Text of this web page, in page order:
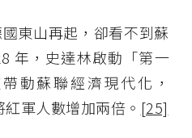
東山再起，卻看不到蘇
年，史達林啟動「第一
動蘇聯經濟現代化，
軍人數增加兩倍。 [25]